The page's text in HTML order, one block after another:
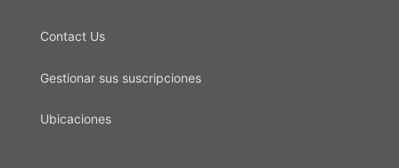
Contact Us
Gestionar sus suscripciones
Ubicaciones